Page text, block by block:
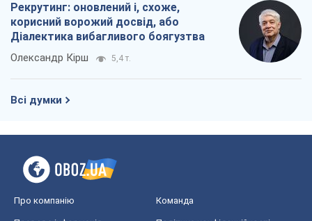
Рекрутинг: оновлений і, схоже,
корисний ворожий досвід, або
Діалектика вибагливого боягузтва
Олександр Кірш 5,4 т.
Всі думки
Про компанію Команда